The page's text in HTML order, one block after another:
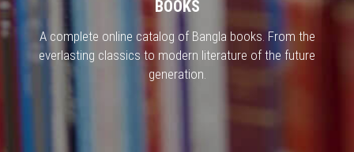
BOOKS
A complete online catalog of Bangla books. From the
everlasting classics to modern literature of the future
generation.